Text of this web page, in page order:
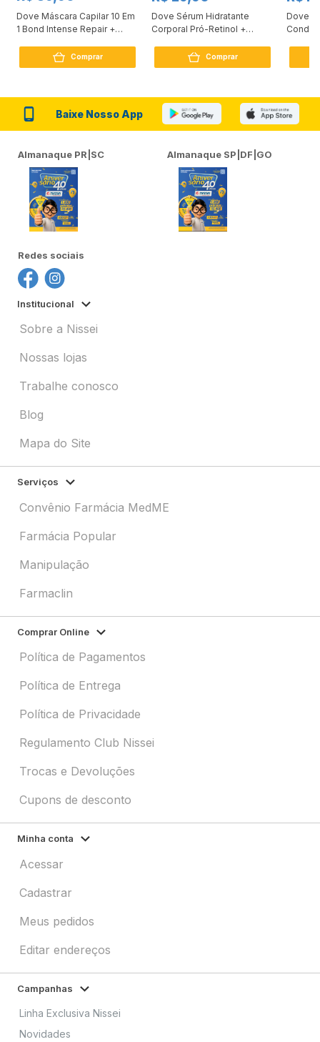
Dove Máscara Capilar 10 Em
1 Bond Intense Repair +
Comprar
Dove Sérum Hidratante
Corporal Pró-Retinol +
Comprar
Dove
Baixe Nosso App
Almanaque PR|SC Almanaque SP|DF|GO
Redes sociais
Institucional
Sobre a Nissei
Nossas lojas
Trabalhe conosco
Blog
Mapa do Site
Serviços
Convênio Farmácia MedME
Farmácia Popular
Manipulação
Farmaclin
Comprar Online
Política de Pagamentos
Política de Entrega
Política de Privacidade
Regulamento Club Nissei
Trocas e Devoluções
Cupons de desconto
Minha conta
Acessar
Cadastrar
Meus pedidos
Editar endereços
Campanhas
Linha Exclusiva Nissei
Novidades